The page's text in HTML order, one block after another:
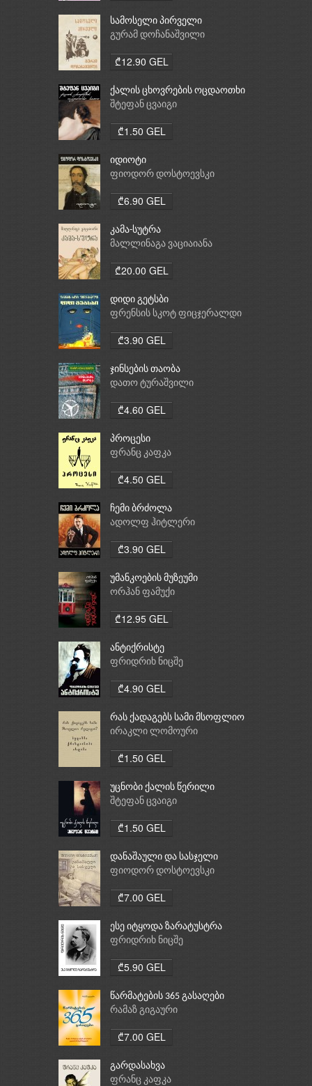
სამოსელი პირველი
გურამ დოჩანაშვილი
₾12.90 GEL
ქალის ცხოვრების ოცდაოთხი
საათი
შტეფან ცვაიგი
₾1.50 GEL
იდიოტი
ფიოდორ დოსტოევსკი
₾6.90 GEL
კამა-სუტრა
მალლინაგა ვაციაიანა
₾20.00 GEL
დიდი გეტსბი
ფრენსის სკოტ ფიცჯერალდი
₾3.90 GEL
ჯინსების თაობა
დათო ტურაშვილი
₾4.60 GEL
პროცესი
ფრანც კაფკა
₾4.50 GEL
ჩემი ბრძოლა
ადოლფ ჰიტლერი
₾3.90 GEL
უმანკოების მუზეუმი
ორჰან ფამუქი
₾12.95 GEL
ანტიქრისტე
ფრიდრიხ ნიცშე
₾4.90 GEL
რას ქადაგებს სამი მსოფლიო
რელიგია: ბუდიზმი,
ირაკლი ლომოური
₾1.50 GEL
უცნობი ქალის წერილი
შტეფან ცვაიგი
₾1.50 GEL
დანაშაული და სასჯელი
ფიოდორ დოსტოევსკი
₾7.00 GEL
ესე იტყოდა ზარატუსტრა
ფრიდრიხ ნიცშე
₾5.90 GEL
წარმატების 365 გასაღები
რამაზ გიგაური
₾7.00 GEL
გარდასახვა
ფრანც კაფკა